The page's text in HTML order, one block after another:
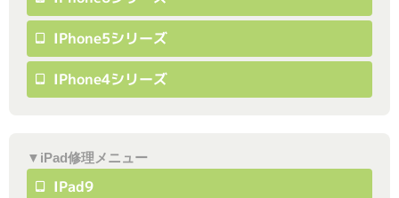
IPhone5シリーズ
IPhone4シリーズ
▼iPad修理メニュー
IPad9